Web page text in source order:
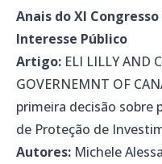
Anais do XI
Interesse Público
Artigo: ELI LILLY AND
GOVERNEMNT OF
primeira decisão sobre
de Proteção de
Autores: Michele